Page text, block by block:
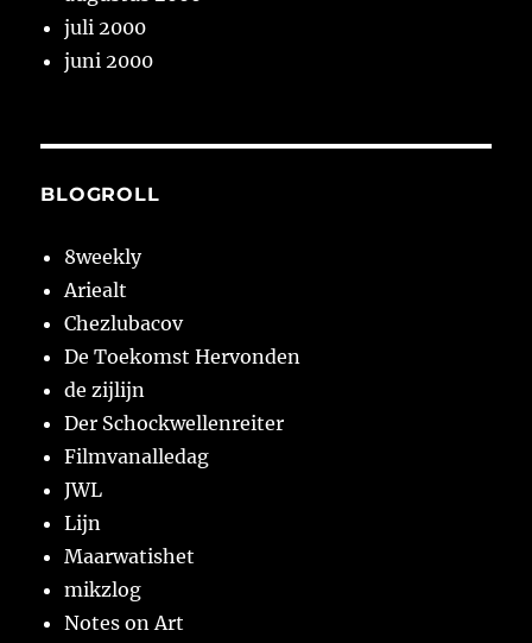
juli 2000
juni 2000
BLOGROLL
8weekly
Ariealt
Chezlubacov
De Toekomst Hervonden
de zijlijn
Der Schockwellenreiter
Filmvanalledag
JWL
Lijn
Maarwatishet
mikzlog
Notes on Art